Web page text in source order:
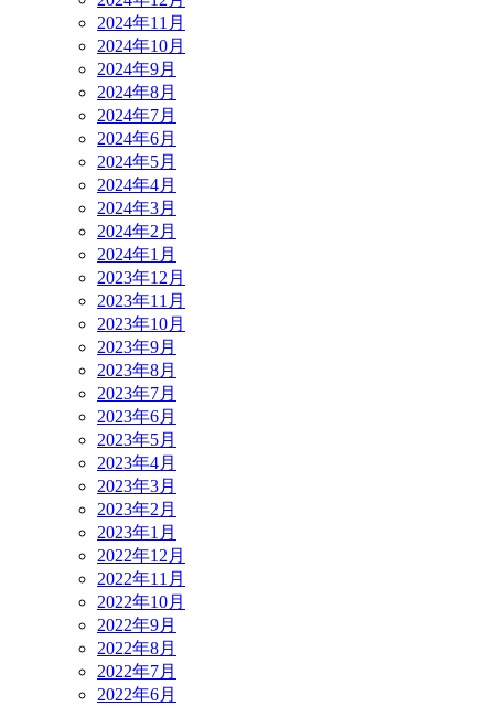
2024年11月
2024年10月
2024年9月
2024年8月
2024年7月
2024年6月
2024年5月
2024年4月
2024年3月
2024年2月
2024年1月
2023年12月
2023年11月
2023年10月
2023年9月
2023年8月
2023年7月
2023年6月
2023年5月
2023年4月
2023年3月
2023年2月
2023年1月
2022年12月
2022年11月
2022年10月
2022年9月
2022年8月
2022年7月
2022年6月